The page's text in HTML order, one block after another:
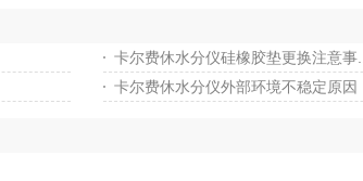
卡尔费休水分仪硅橡胶垫更换注意事...
卡尔费休水分仪外部环境不稳定原因